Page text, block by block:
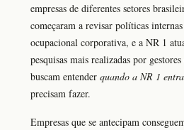
empresas de diferentes setores
começaram a revisar políticas
ocupacional corporativa, e a NR 1
pesquisas mais realizadas por
buscam entender quando a NR 1
precisam fazer.
Empresas que se antecipam